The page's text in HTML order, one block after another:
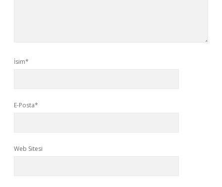
İsim*
E-Posta*
Web Sitesi